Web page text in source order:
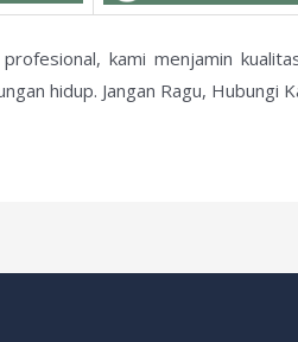
kami menjamin
hidup. Jangan Ragu, Hubungi